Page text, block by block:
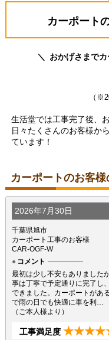
カーポート
おかげさまで
（
生活堂では工事完了後、
日々たくさんのお客様か
ています！
カーポートのお客様
2026年7月30日
千葉県旭市
カーポート工事のお客様
CAR-OGF-W
コメント
最初は少し不安もありました
事は丁寧で予定通りに完了し
できました。カーポートがあ
で雨の日でも快適に車を利…
（ご本人様より）
工事満足度